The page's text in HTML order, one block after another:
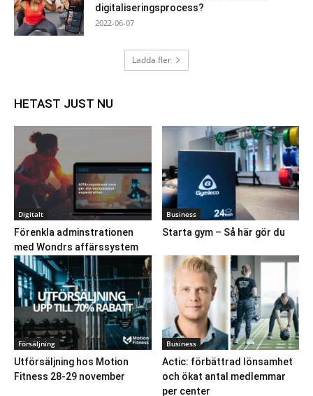
digitaliseringsprocess?
2022-06-07
Ladda fler
HETAST JUST NU
Digitalt
Förenkla adminstrationen
med Wondrs affärssystem
Business
Starta gym – Så här gör du
Försäljning
Utförsäljning hos Motion
Fitness 28-29 november
Business
Actic: förbättrad lönsamhet
och ökat antal medlemmar
per center